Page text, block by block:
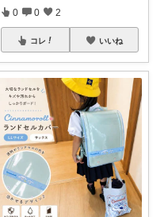
0 0 2
コレ いいね